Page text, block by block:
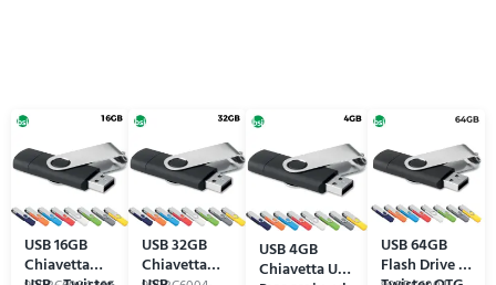
USB 16GB
Chiavetta
USB 32GB
Chiavetta
USB 4GB
Chiavetta USB
USB 64GB
Flash Drive -